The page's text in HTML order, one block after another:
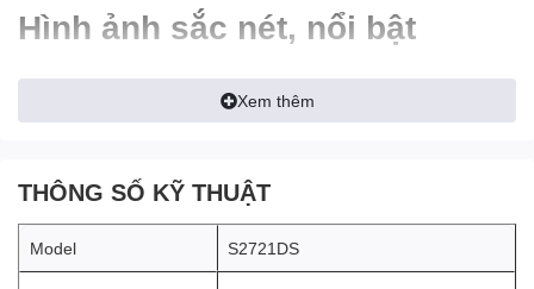
Hình ảnh sắc nét, nổi bật
nên sống động với kích thước màn hình 27 inch và thiết kế viền
siêu mỏng 3 mặt. Độ phân giải màn hình đạt QHD (2560x1440)
Rực rỡ từ mọi góc độ
Xem thêm
THÔNG SỐ KỸ THUẬT
Model S2721DS